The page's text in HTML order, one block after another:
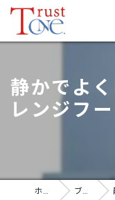
静かでよ
レンジフ
ホーム ブログ